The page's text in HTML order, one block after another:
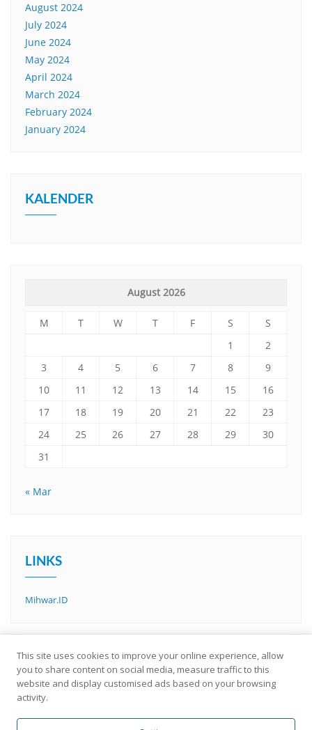
August 2024
July 2024
June 2024
May 2024
April 2024
March 2024
February 2024
January 2024
KALENDER
August 2026
M T W T F S
S
1
2
3
4 5 6 7 8
9
10
11 12 13 14 15
16
17
18 19 20 21 22
23
24
25 26 27 28 29
30
31
« Mar
LINKS
Mihwar.ID
This site uses cookies to improve your online experience, allow
you to share content on social media, measure traffic to this
website and display customised ads based on your browsing
activity.